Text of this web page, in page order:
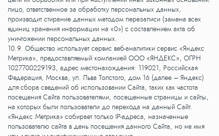
лицо, ответственное за обработку персональных данных,
производит стирание данных методом перезаписи (замена всех
единиц хранения информации на «0») с составлением акта об
уничтожении персональных данных.
10.9. Общество использует сервис веб-аналитики сервис «Яндекс
Метрика», предоставляемый компанией ООО «ЯНДЕКС», ОГРН
1027700229193, адрес местонахождения: 119021, Российская
Федерация, Москва, ул. Льва Толстого, дом 16 (далее – Яндекс)
для сбора сведений об использовании Сайта, таких как частота
посещения Сайта пользователями, посещенные страницы и сайты,
на которых были пользователи до перехода на данный Сайт.
«Яндекс.Метрика» собирает только IP-адреса, назначенные
пользователю сайта в день посещения данного Сайта, но не имя